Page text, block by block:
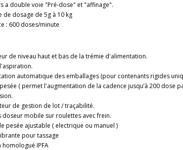
a double voie "Pré-dose" et "affinage".
de dosage de 5g à 10 kg
: 600 doses/minute
de niveau haut et bas de la trémie d'alimentation.
automatique des emballages (pour contenants rigides
( permet l'augmentation de la cadence jusqu’à 200 dose
de gestion de lot / traçabilité.
doseur mobile sur roulettes avec frein.
pesée ajustable ( electrique ou manuel )
pour tassage
homologué IPFA